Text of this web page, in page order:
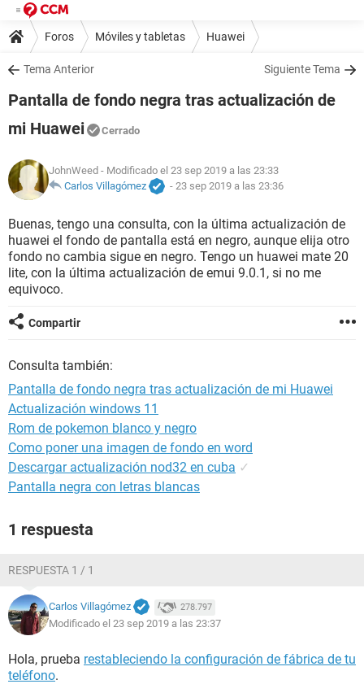
Foros Móviles y tabletas Huawei
Tema Anterior Siguiente Tema
Pantalla de fondo negra tras actualización de
mi Huawei
Cerrado
JohnWeed - Modificado el 23 sep 2019 a las 23:33
Carlos Villagómez
- 23 sep 2019 a las 23:36
Buenas, tengo una consulta, con la última actualización de
huawei el fondo de pantalla está en negro, aunque elija otro
fondo no cambia sigue en negro. Tengo un huawei mate 20
lite, con la última actualización de emui 9.0.1, si no me
equivoco.
Compartir
Consulta también:
Pantalla de fondo negra tras actualización de mi Huawei
Actualización windows 11
Rom de pokemon blanco y negro
Como poner una imagen de fondo en word
Descargar actualización nod32 en cuba ✓
Pantalla negra con letras blancas
1 respuesta
RESPUESTA 1 / 1
Carlos Villagómez 278.797
Modificado el 23 sep 2019 a las 23:37
Hola, prueba restableciendo la configuración de fábrica de tu
teléfono.